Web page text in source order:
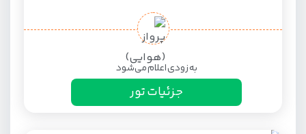
به زودی اعلام می‌شود
جزئیات تور